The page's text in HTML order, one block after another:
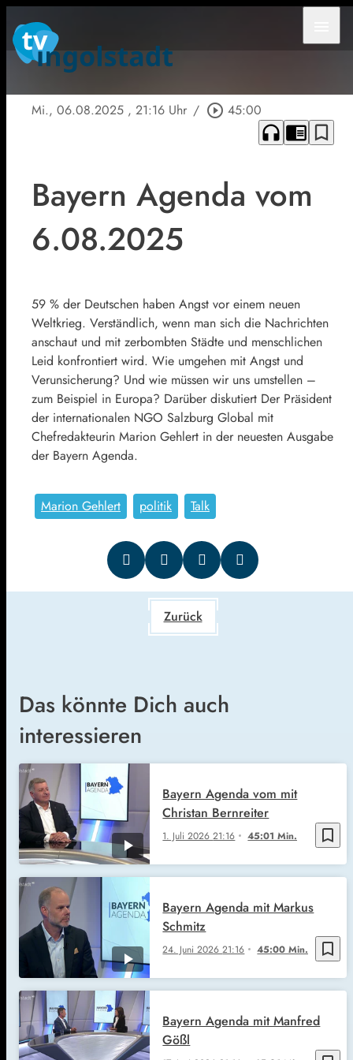
Mi., 06.08.2025 , 21:16 Uhr / play_circle_outline 45:00
headphones chrome_reader_mode bookmark_border
Bayern Agenda vom
6.08.2025
59 % der Deutschen haben Angst vor einem neuen
Weltkrieg. Verständlich, wenn man sich die Nachrichten
anschaut und mit zerbombten Städte und menschlichen
Leid konfrontiert wird. Wie umgehen mit Angst und
Verunsicherung? Und wie müssen wir uns umstellen –
zum Beispiel in Europa? Darüber diskutiert Der Präsident
der internationalen NGO Salzburg Global mit
Chefredakteurin Marion Gehlert in der neuesten Ausgabe
der Bayern Agenda.
Marion Gehlert politik Talk
Zurück
Das könnte Dich auch
interessieren
bookmark_border
1. Juli 202621:16 45:01 Min.
Bayern Agenda vom mit
Christan Bernreiter
bookmark_border
24. Juni 202621:16 45:00 Min.
Bayern Agenda mit Markus
Schmitz
Bayern Agenda mit Manfred
Gößl